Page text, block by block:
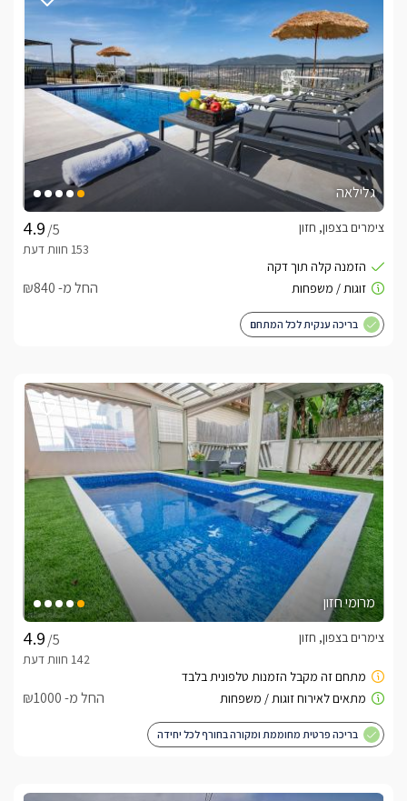
גלילאה
/5
צימרים בצפון, חזון
החל מ- ₪840
בריכה ענקית לכל המתחם
מרומי חזון
/5
צימרים בצפון, חזון
החל מ- ₪1000
בריכה פרטית מחוממת ומקורה בחורף לכל יחידה